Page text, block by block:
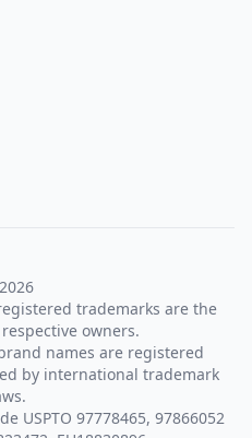
trademarks are the
owners.
names are registered
by international trademark
USPTO 97778465, 97866052